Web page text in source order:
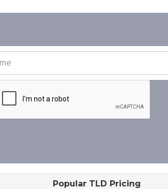
Popular TLD Pricing